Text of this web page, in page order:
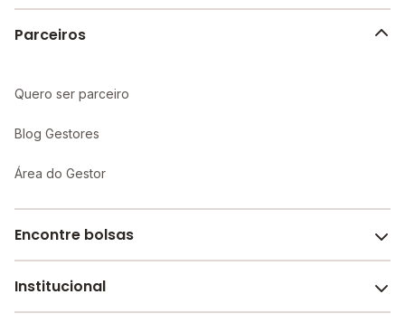
Parceiros
Quero ser parceiro
Blog Gestores
Área do Gestor
Encontre bolsas
Melhores escolas de São Paulo
Institucional